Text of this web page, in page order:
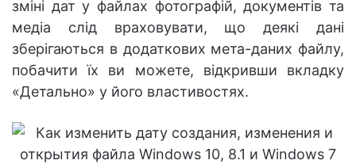
зміні дат у файлах фотографій, документів та
медіа слід враховувати, що деякі дані
зберігаються в додаткових мета-даних файлу,
побачити їх ви можете, відкривши вкладку
«Детально» у його властивостях.